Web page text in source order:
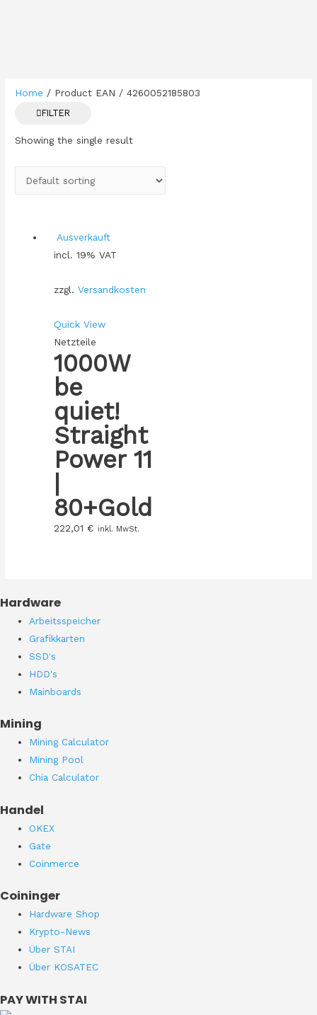
Home / Product EAN / 4260052185803
FILTER
Showing the single result
Ausverkauft
incl. 19% VAT
zzgl. Versandkosten
Quick View
Netzteile
1000W
be
quiet!
Straight
Power 11
80+Gold
222,01 € inkl. MwSt.
Hardware
Arbeitsspeicher
Grafikkarten
SSD's
HDD's
Mainboards
Mining
Mining Calculator
Mining Pool
Chia Calculator
Handel
OKEX
Gate
Coinmerce
Coininger
Hardware Shop
Krypto-News
Über STAI
Über KOSATEC
PAY WITH STAI